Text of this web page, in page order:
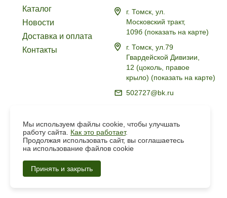
Каталог
Новости
Доставка и оплата
Контакты
г. Томск, ул.
Московский тракт,
109б (показать на карте)
г. Томск, ул.79
Гвардейской Дивизии,
12 (цоколь, правое
крыло) (показать на карте)
502727@bk.ru
обработки персональных
данных
Мы используем файлы cookie, чтобы улучшать
работу сайта. Как это работает.
Продолжая использовать сайт, вы соглашаетесь
на использование файлов cookie
Принять и закрыть